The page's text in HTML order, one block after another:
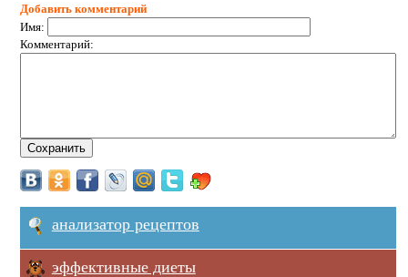
Добавить комментарий
Имя:
Комментарий:
анализатор рецептов
эффективные диеты